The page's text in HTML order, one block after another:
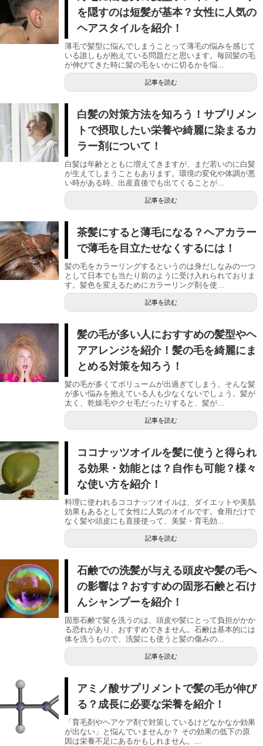
を隠すのは短髪が基本？女性に人気の
ヘアスタイルを紹介！
薄毛で髪型に悩んでしまうことって薄毛の悩みを感じて
いる誰しもが抱えている問題だと思います。毎回髪の毛
が伸びてきた時に髪の毛をいかに切るかを悩...
記事を読む
白髪の対策方法を知ろう！サプリメン
トで摂取したい栄養や綺麗に染まるカ
ラー剤について！
白髪は年齢とともに増えてきますが、まだ若いのに白髪
が生えてしまうこともあります。環境の変化や体調が悪
い時がある時、出産直後でも出てくることが...
記事を読む
茶髪にすると薄毛になる？ヘアカラー
で薄毛を目立たせなくするには！
髪の毛をカラーリングするというのは身だしなみの一つ
として日本でも当たり前のように受け入れられておりま
す。髪色を変えるためにカラーリング剤を使...
記事を読む
髪の毛が多い人におすすめの髪型やヘ
アアレンジを紹介！髪の毛を綺麗にま
とめる対策を知ろう！
髪の毛が多くてボリュームが出過ぎてしまう、そんな髪
が多い悩みを抱えている人も少なくないでしょう。髪が
太く、乾燥毛やクセ毛だったりすると、髪が...
記事を読む
ココナッツオイルを髪に使うと得られ
る効果・効能とは？自作も可能？様々
な使い方を紹介！
料理に使われるココナッツオイルは、ダイエットや美肌
効果もあるとして女性に人気のオイルです。食用だけで
なく髪や頭皮にも直接使って、美髪・育毛効...
記事を読む
石鹸での洗髪が与える頭皮や髪の毛へ
の影響は？おすすめの固形石鹸と石け
んシャンプーを紹介！
固形石鹸で髪を洗うのは、頭皮や髪にとって負担がかか
る恐れがあり、おすすめできません。石鹸は基本的には
体を洗うもので、洗髪にも使うと髪の傷みの...
記事を読む
アミノ酸サプリメントで髪の毛が伸び
る？成長に必要な栄養を紹介！
「育毛剤やヘアケア剤で対策しているけどなかなか効果
が出ない」と悩んでいませんか？ その効果の低下の原
因は栄養不足にあるかもしれません。...